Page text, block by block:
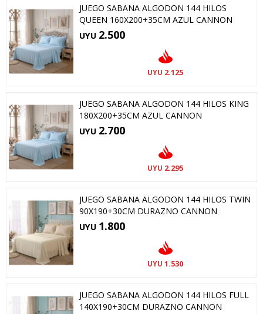
JUEGO SABANA ALGODON 144 HILOS
QUEEN 160X200+35CM AZUL CANNON
UYU 2.500
UYU 2.125
JUEGO SABANA ALGODON 144 HILOS KING
180X200+35CM AZUL CANNON
UYU 2.700
UYU 2.295
JUEGO SABANA ALGODON 144 HILOS TWIN
90X190+30CM DURAZNO CANNON
UYU 1.800
UYU 1.530
JUEGO SABANA ALGODON 144 HILOS FULL
140X190+30CM DURAZNO CANNON